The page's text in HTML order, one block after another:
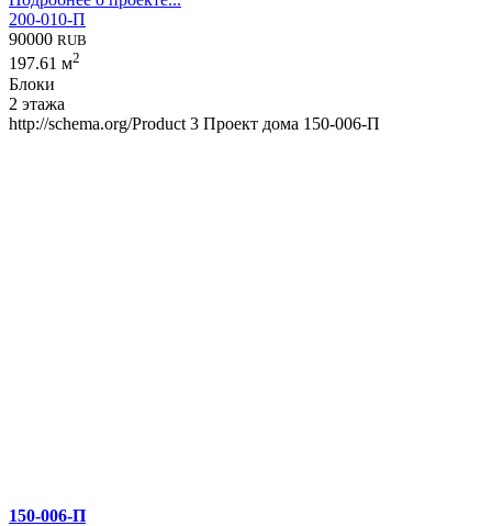
200-010-П
90000 RUB
197.61 м2
Блоки
2 этажа
http://schema.org/Product 3 Проект дома 150-006-П
150-006-П